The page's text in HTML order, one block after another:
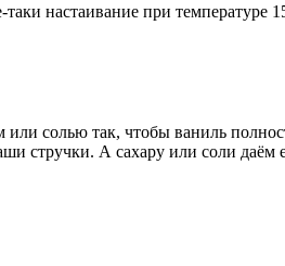
настаивание при температуре
или солью так, чтобы ваниль
стручки. А сахару или соли